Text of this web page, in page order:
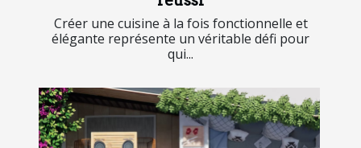
Créer une cuisine à la fois fonctionnelle et
élégante représente un véritable défi pour
qui...